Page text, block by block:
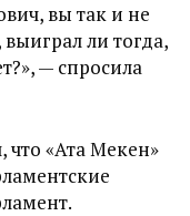
вы так и не
ли тогда,
— спросила
что «Ата Мекен»